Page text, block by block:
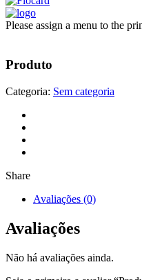
Please assign a menu to the
Produto
Categoria: Sem categoria
Share
Avaliações (0)
Avaliações
Não há avaliações ainda.